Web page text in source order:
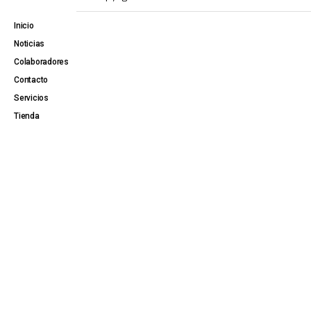
Inicio
Noticias
Colaboradores
Contacto
Servicios
Tienda